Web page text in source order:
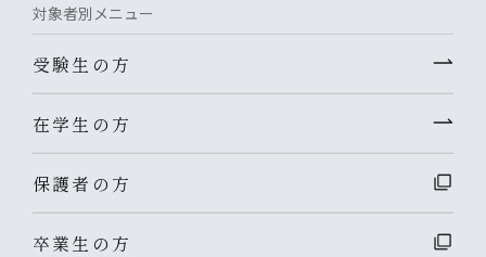
対象者別メニュー
受験生の方
在学生の方
保護者の方
卒業生の方